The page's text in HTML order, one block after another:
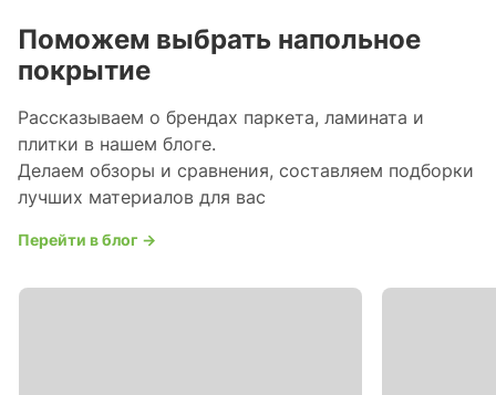
Поможем выбрать напольное
покрытие
Рассказываем о брендах паркета, ламината и
плитки в нашем блоге.
Делаем обзоры и сравнения, составляем подборки
лучших материалов для вас
Перейти в блог →